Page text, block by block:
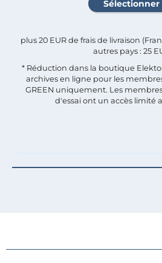
plus 20 EUR de frais de livraison
autres pays : 25
* Réduction dans la boutique
archives en ligne pour les
GREEN uniquement. Les
d'essai ont un accès limité